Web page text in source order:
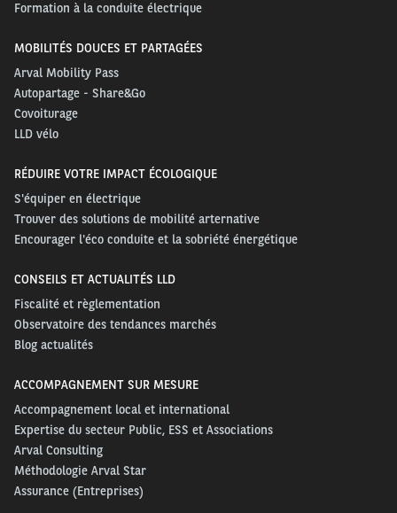
Formation à la conduite électrique
MOBILITÉS DOUCES ET PARTAGÉES
Arval Mobility Pass
Autopartage - Share&Go
Covoiturage
LLD vélo
RÉDUIRE VOTRE IMPACT ÉCOLOGIQUE
S'équiper en électrique
Trouver des solutions de mobilité arternative
Encourager l'éco conduite et la sobriété énergétique
CONSEILS ET ACTUALITÉS LLD
Fiscalité et règlementation
Observatoire des tendances marchés
Blog actualités
ACCOMPAGNEMENT SUR MESURE
Accompagnement local et international
Expertise du secteur Public, ESS et Associations
Arval Consulting
Méthodologie Arval Star
Assurance (Entreprises)